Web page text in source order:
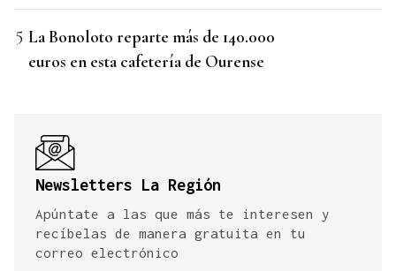
La Bonoloto reparte más de 140.000
euros en esta cafetería de Ourense
Newsletters La Región
Apúntate a las que más te interesen y
recíbelas de manera gratuita en tu
correo electrónico